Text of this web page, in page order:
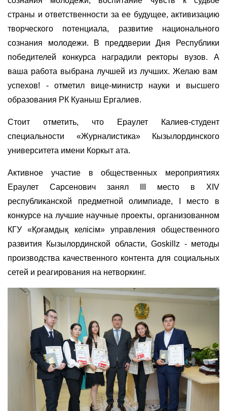
страны и ответственности за ее будущее, активизацию
творческого потенциала, развитие национального
сознания молодежи. В преддверии Дня Республики
победителей конкурса наградили ректоры вузов. А
ваша работа выбрана лучшей из лучших. Желаю вам
успехов! - отметил вице-министр науки и высшего
образования РК Куаныш Ергалиев.
Стоит отметить, что Ераулет Калиев-студент
специальности «Журналистика» Кызылординского
университета имени Коркыт ата.
Активное участие в общественных мероприятиях
Ераулет Сарсенович занял III место в XIV
республиканской предметной олимпиаде, І место в
конкурсе на лучшие научные проекты, организованном
КГУ «Қоғамдық келісім» управления общественного
развития Кызылординской области, Goskillz - методы
производства качественного контента для социальных
сетей и реагирования на нетворкинг.